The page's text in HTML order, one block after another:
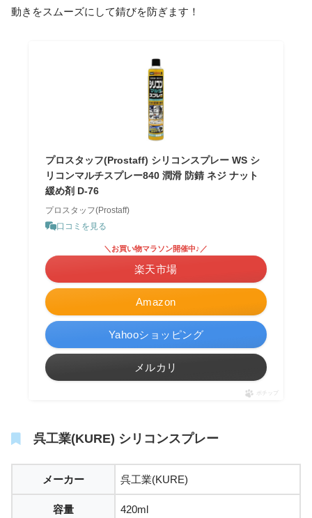
動きをスムーズにして錆びを防ぎます！
プロスタッフ(Prostaff) シリコンスプレー WS シ
リコンマルチスプレー840 潤滑 防錆 ネジ ナット
緩め剤 D-76
プロスタッフ(Prostaff)
口コミを見る
Amazon
＼お買い物マラソン開催中♪／
楽天市場
Yahooショッピング
メルカリ
ポチップ
呉工業(KURE) シリコンスプレー
メーカー 呉工業(KURE)
容量 420ml